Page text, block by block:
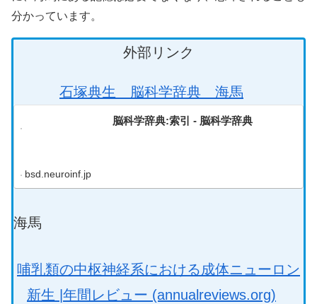
分かっています。
外部リンク
石塚典生 脳科学辞典 海馬
脳科学辞典:索引 - 脳科学辞典
bsd.neuroinf.jp
海馬
哺乳類の中枢神経系における成体ニューロン
新生 |年間レビュー (annualreviews.org)